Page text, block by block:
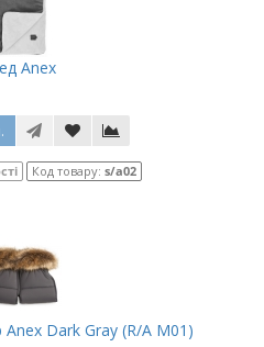
Anex
Код товару: s/a02
Dark Gray (R/A M01)